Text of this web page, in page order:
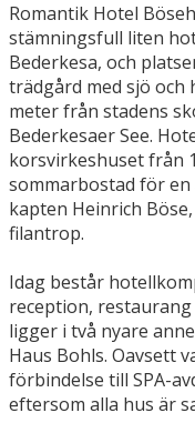
Romantik Hotel
stämningsfull liten
Bederkesa, och
trädgård med sjö och
meter från stadens
Bederkesaer See.
korsvirkeshuset från
sommarbostad för
kapten Heinrich
filantrop.
Idag består
reception,
ligger i två nyare
Haus Bohls. Oavsett
förbindelse till SPA-
eftersom alla hus är